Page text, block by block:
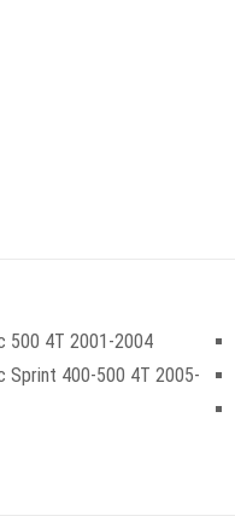
500 4T 2001-2004
Sprint 400-500 4T 2005-